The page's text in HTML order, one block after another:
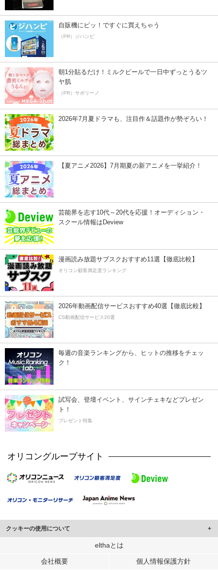
自販機にピッ！ですぐに買えちゃう
（PR）ジハンピ
朝1分貼るだけ！ミルクピールで一日中ずっとうるツ
ヤ肌
（PR）サボリーノ
2026年7月夏ドラマも、注目作＆話題作が勢ぞろい！
【夏アニメ2026】7月期夏の新アニメを一挙紹介！
芸能界を志す10代～20代を応援！オーディション・
スクール情報はDeview
漫画読み放題サブスクおすすめ11選【徹底比較】
オリコン顧客満足度ランキング
2026年動画配信サービスおすすめ40選【徹底比較】
CS動画配信サービス20選
毎週の音楽ランキングから、ヒットの推移をチェッ
ク！
試写会、登壇イベント、サインチェキなどプレゼン
ト！
プレゼント特集
オリコングループサイト
クッキーの使用について
このサイトでは Cookie を使用して、ユーザーに合わせたコンテンツや広告の
行っています。
elthaとは
会社概要 個人情報保護方針